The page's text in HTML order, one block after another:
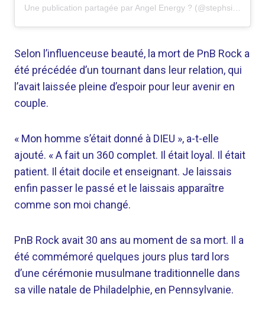
Selon l’influenceuse beauté, la mort de PnB Rock a
été précédée d’un tournant dans leur relation, qui
l’avait laissée pleine d’espoir pour leur avenir en
couple.
« Mon homme s’était donné à DIEU », a-t-elle
ajouté. « A fait un 360 complet. Il était loyal. Il était
patient. Il était docile et enseignant. Je laissais
enfin passer le passé et le laissais apparaître
comme son moi changé.
PnB Rock avait 30 ans au moment de sa mort. Il a
été commémoré quelques jours plus tard lors
d’une cérémonie musulmane traditionnelle dans
sa ville natale de Philadelphie, en Pennsylvanie.